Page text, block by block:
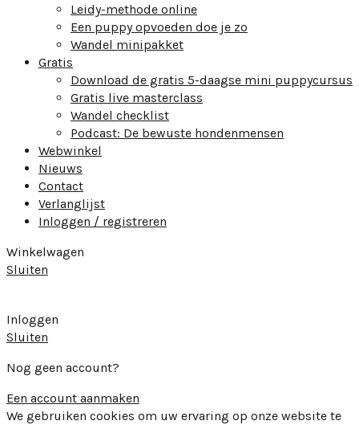
Leidy-methode online
Een puppy opvoeden doe je zo
Wandel minipakket
Gratis
Download de gratis 5-daagse mini puppycursus
Gratis live masterclass
Wandel checklist
Podcast: De bewuste hondenmensen
Webwinkel
Nieuws
Contact
Verlanglijst
Inloggen / registreren
Winkelwagen
Sluiten
Inloggen
Sluiten
Nog geen account?
Een account aanmaken
We gebruiken cookies om uw ervaring op onze website te